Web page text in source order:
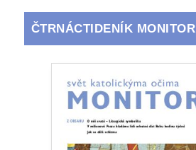
ČTRNÁCTIDENÍK MONITOR